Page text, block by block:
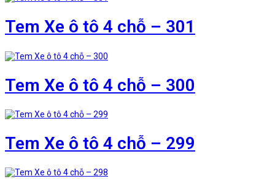
Tem Xe ô tô 4 chỗ – 301
Tem Xe ô tô 4 chỗ – 300
Tem Xe ô tô 4 chỗ – 299